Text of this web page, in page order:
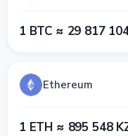
1 BTC ≈ 29 817
Ethereum
1 ETH ≈ 895 548